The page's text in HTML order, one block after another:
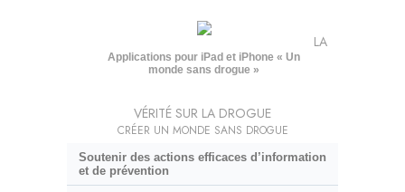
Applications pour iPad et iPhone « Un
monde sans drogue »
LA
VÉRITÉ SUR LA DROGUE
CRÉER UN MONDE SANS DROGUE
Soutenir des actions efficaces d’information
et de prévention